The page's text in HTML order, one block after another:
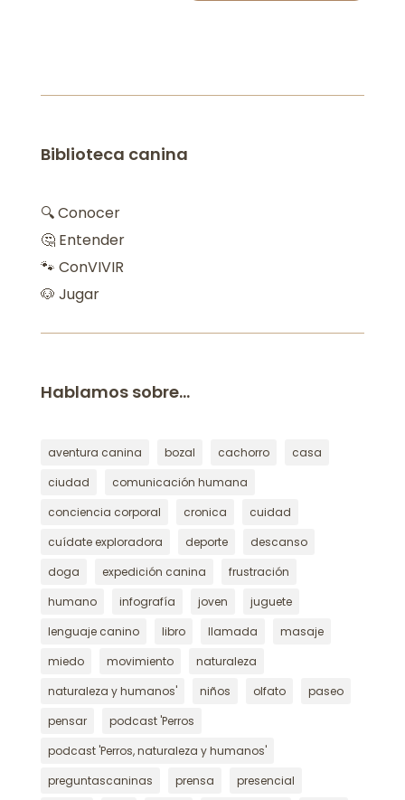
Biblioteca canina
🔍 Conocer
🤔 Entender
🐾 ConVIVIR
🐶 Jugar
Hablamos sobre…
aventura canina bozal cachorro
casa
ciudad
comunicación humana
conciencia corporal
cronica
cuidad
cuídate exploradora
deporte
descanso
doga
expedición canina
frustración
humano
infografía joven
juguete
lenguaje canino
libro llamada
masaje
miedo
movimiento
naturaleza
naturaleza y humanos'
niños olfato
paseo
pensar
podcast 'Perros
podcast 'Perros, naturaleza y humanos'
preguntascaninas
prensa
presencial